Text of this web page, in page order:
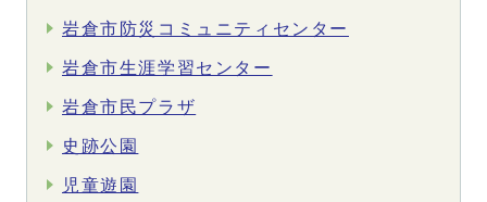
岩倉市防災コミュニティセンター
岩倉市生涯学習センター
岩倉市民プラザ
史跡公園
児童遊園